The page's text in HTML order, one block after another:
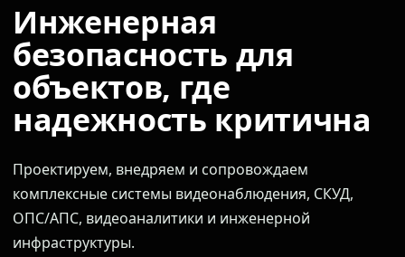
Инженерная
безопасность для
объектов, где
надежность критична
Проектируем, внедряем и сопровождаем
комплексные системы видеонаблюдения, СКУД,
ОПС/АПС, видеоаналитики и инженерной
инфраструктуры.